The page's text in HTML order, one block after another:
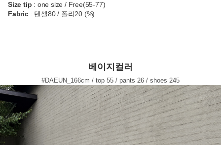
Size tip : one size / Free(55-77)
Fabric: 텐셀80 / 폴리20 (%)
베이지컬러
#DAEUN_166cm / top 55 / pants 26 / shoes 245